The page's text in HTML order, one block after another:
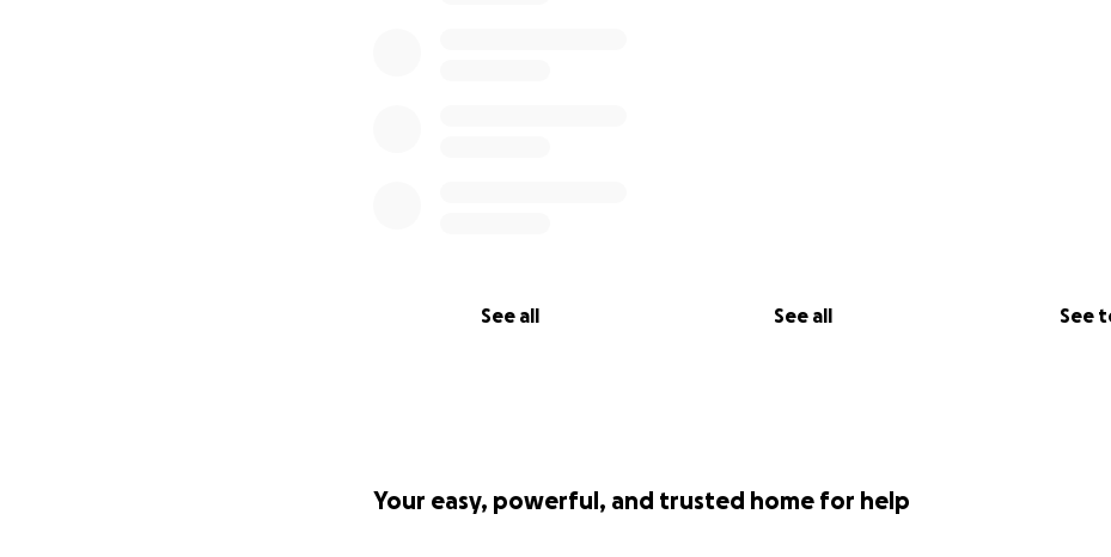
See all See all See
Your easy, powerful, and trusted home for help